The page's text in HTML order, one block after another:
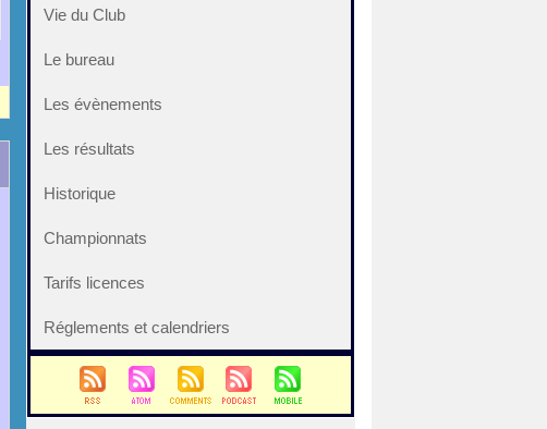
Vie du Club
Le bureau
Les évènements
Les résultats
Historique
Championnats
Tarifs licences
Réglements et calendriers